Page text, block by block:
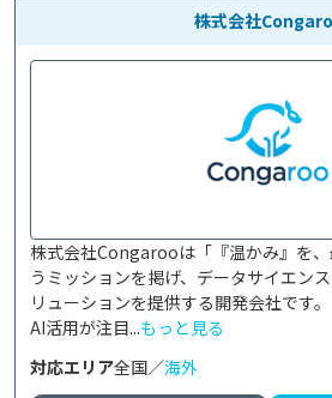
株式会社
株式会社Congarooは「『温かみ』を
うミッションを掲げ、データサイエン
リューションを提供する開発会社です。
AI活用が注目...もっと見る
対応エリア全国／海外